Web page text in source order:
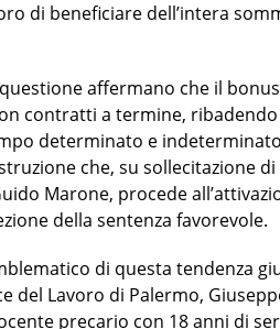
di beneficiare dell’intera
affermano che il
contratti a termine,
determinato e
che, su sollecitazione
Marone, procede
della sentenza favorevole.
di questa tendenza
del Lavoro di Palermo,
precario con 18 anni di